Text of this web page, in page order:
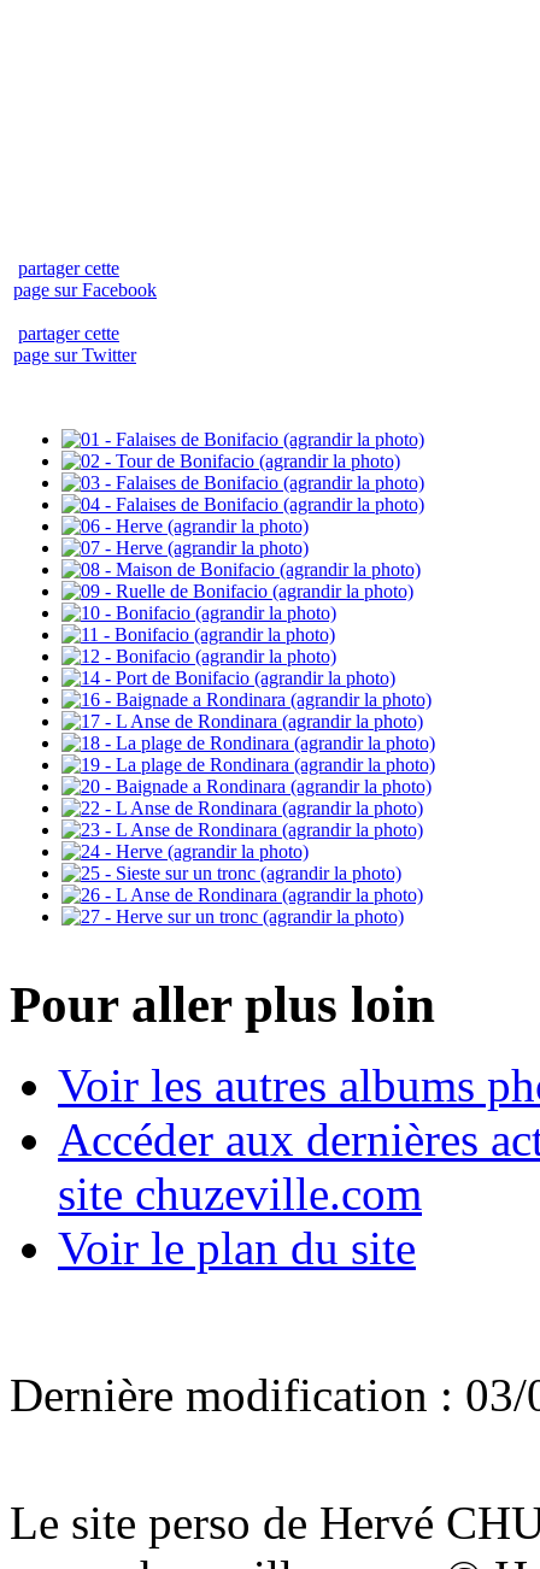
partager cette
page sur Facebook
partager cette
page sur Twitter
Pour aller plus loin
Voir les autres albums
Accéder aux dernières
site chuzeville.com
Voir le plan du site
Dernière modification : 03/
Le site perso de Hervé